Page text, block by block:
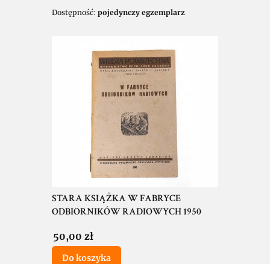
Dostępność: pojedynczy egzemplarz
STARA KSIĄŻKA W FABRYCE
ODBIORNIKÓW RADIOWYCH 1950
Cena
50,00 zł
Do koszyka